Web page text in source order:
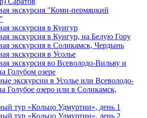
экскурсия "Коми-пермяцкий
экскурсия в Кунгур
экскурсия в Кунгур, на Белую Гору
экскурсия в Соликамск, Чердынь
экскурсия в Усолье
экскурсия во Всеволодо-Вильву и
Голубом озере
экскурсии в Усолье или Всеволодо-
Голубое озеро или в Соликамск,
тур «Кольцо Удмуртии», день 1
тур «Кольцо Удмуртии», день 2